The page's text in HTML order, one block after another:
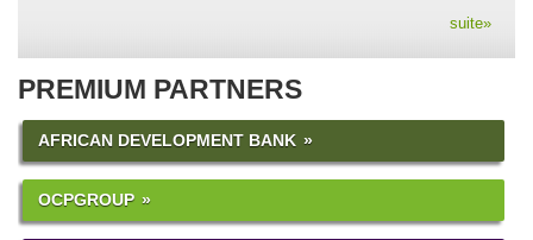
suite»
PREMIUM PARTNERS
AFRICAN DEVELOPMENT BANK
OCPGROUP